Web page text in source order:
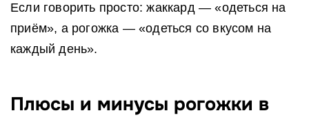
Если говорить просто: жаккард — «одеться на
приём», а рогожка — «одеться со вкусом на
каждый день».
Плюсы и минусы рогожки в